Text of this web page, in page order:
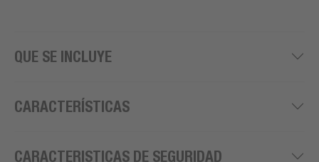
QUE SE INCLUYE
CARACTERÍSTICAS
CARACTERISTICAS DE SEGURIDAD